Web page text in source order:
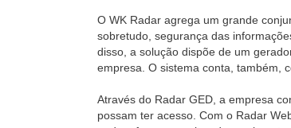
O WK Radar agrega um grande
sobretudo, segurança das
disso, a solução dispõe de um
empresa. O sistema conta, também,
Através do Radar GED, a empresa
possam ter acesso. Com o Radar